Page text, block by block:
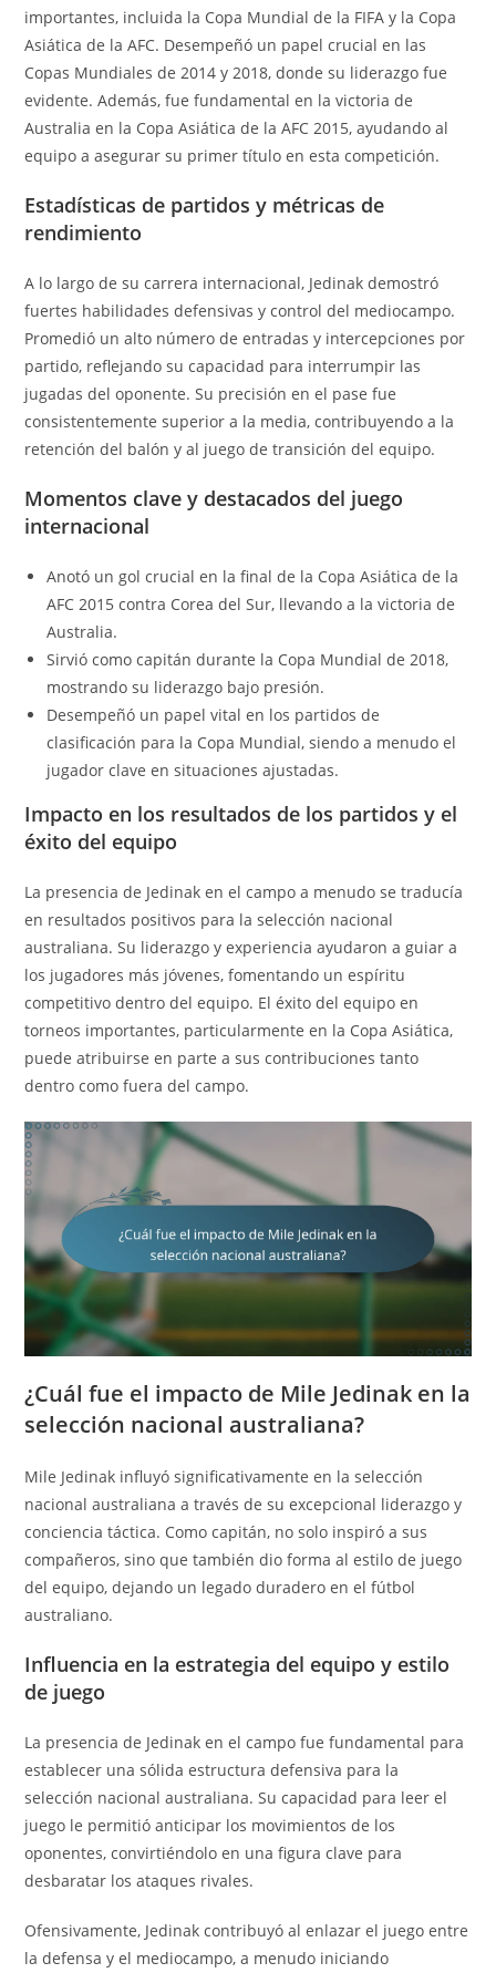
importantes, incluida la Copa Mundial de la FIFA y la Copa
Asiática de la AFC. Desempeñó un papel crucial en las
Copas Mundiales de 2014 y 2018, donde su liderazgo fue
evidente. Además, fue fundamental en la victoria de
Australia en la Copa Asiática de la AFC 2015, ayudando al
equipo a asegurar su primer título en esta competición.
Estadísticas de partidos y métricas de
rendimiento
A lo largo de su carrera internacional, Jedinak demostró
fuertes habilidades defensivas y control del mediocampo.
Promedió un alto número de entradas y intercepciones por
partido, reflejando su capacidad para interrumpir las
jugadas del oponente. Su precisión en el pase fue
consistentemente superior a la media, contribuyendo a la
retención del balón y al juego de transición del equipo.
Momentos clave y destacados del juego
internacional
Anotó un gol crucial en la final de la Copa Asiática de la
AFC 2015 contra Corea del Sur, llevando a la victoria de
Australia.
Sirvió como capitán durante la Copa Mundial de 2018,
mostrando su liderazgo bajo presión.
Desempeñó un papel vital en los partidos de
clasificación para la Copa Mundial, siendo a menudo el
jugador clave en situaciones ajustadas.
Impacto en los resultados de los partidos y el
éxito del equipo
La presencia de Jedinak en el campo a menudo se traducía
en resultados positivos para la selección nacional
australiana. Su liderazgo y experiencia ayudaron a guiar a
los jugadores más jóvenes, fomentando un espíritu
competitivo dentro del equipo. El éxito del equipo en
torneos importantes, particularmente en la Copa Asiática,
puede atribuirse en parte a sus contribuciones tanto
dentro como fuera del campo.
¿Cuál fue el impacto de Mile Jedinak en la
selección nacional australiana?
Mile Jedinak influyó significativamente en la selección
nacional australiana a través de su excepcional liderazgo y
conciencia táctica. Como capitán, no solo inspiró a sus
compañeros, sino que también dio forma al estilo de juego
del equipo, dejando un legado duradero en el fútbol
australiano.
Influencia en la estrategia del equipo y estilo
de juego
La presencia de Jedinak en el campo fue fundamental para
establecer una sólida estructura defensiva para la
selección nacional australiana. Su capacidad para leer el
juego le permitió anticipar los movimientos de los
oponentes, convirtiéndolo en una figura clave para
desbaratar los ataques rivales.
Ofensivamente, Jedinak contribuyó al enlazar el juego entre
la defensa y el mediocampo, a menudo iniciando